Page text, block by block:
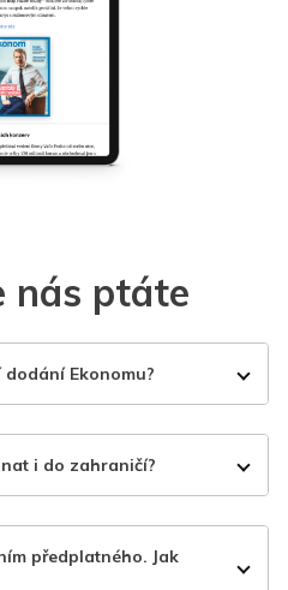
nás ptáte
Ekonomu?
i do zahraničí?
předplatného. Jak